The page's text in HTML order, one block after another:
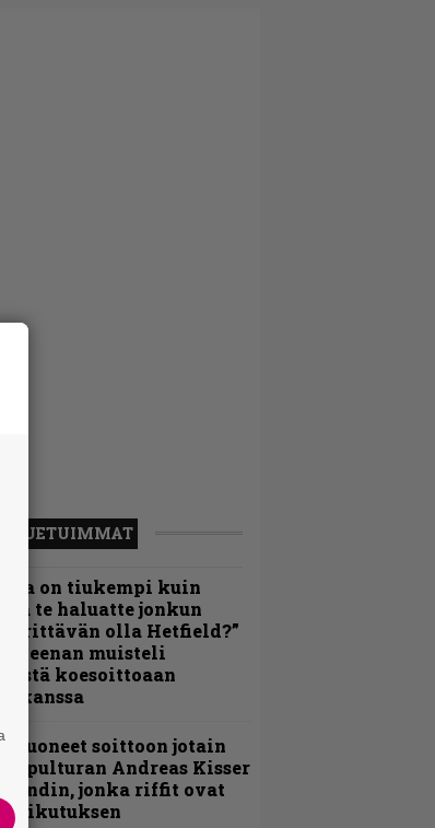
LUETUIMMAT
on tiukempi kuin
ja te haluatte jonkun
yrittävän olla Hetfield?”
Keenan muisteli
koesoittoaan
kanssa
tuoneet soittoon jotain
Sepulturan Andreas Kisser
bändin, jonka riffit ovat
vaikutuksen